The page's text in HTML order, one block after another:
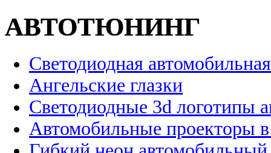
АВТОТЮНИНГ
Светодиодная
Ангельские глазки
Светодиодные 3d логотипы
Автомобильные проекторы